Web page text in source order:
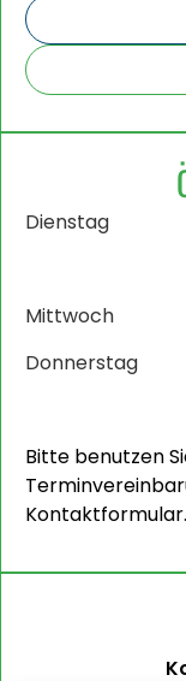
Dienstag
Mittwoch
Donnerstag
Bitte benutzen
Kontaktformular.